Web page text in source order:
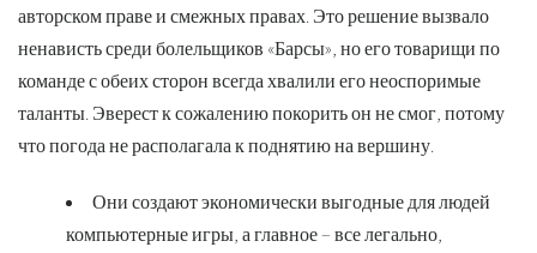
авторском праве и смежных правах. Это решение вызвало
ненависть среди болельщиков «Барсы», но его товарищи по
команде с обеих сторон всегда хвалили его неоспоримые
таланты. Эверест к сожалению покорить он не смог, потому
что погода не располагала к поднятию на вершину.
Они создают экономически выгодные для людей
компьютерные игры, а главное – все легально,